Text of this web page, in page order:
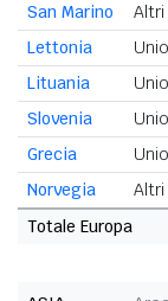
San Marino
Lettonia
Lituania
Slovenia
Grecia
Norvegia
Totale Europa